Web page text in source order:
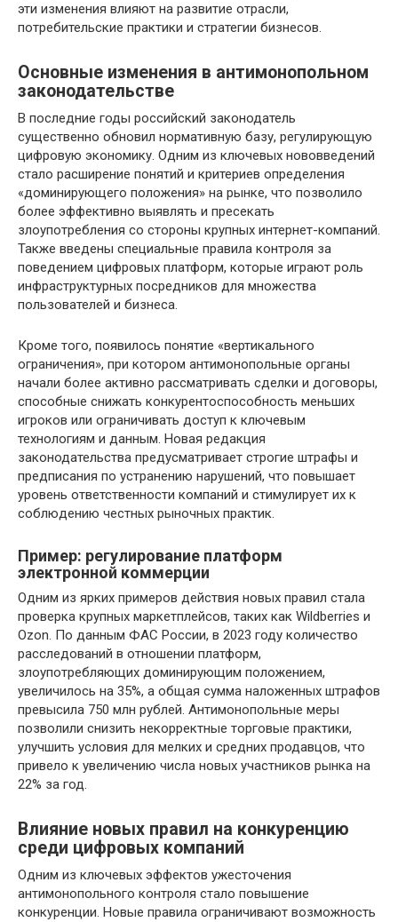
эти изменения влияют на развитие отрасли,
потребительские практики и стратегии бизнесов.
Основные изменения в антимонопольном
законодательстве
В последние годы российский законодатель
существенно обновил нормативную базу, регулирующую
цифровую экономику. Одним из ключевых нововведений
стало расширение понятий и критериев определения
«доминирующего положения» на рынке, что позволило
более эффективно выявлять и пресекать
злоупотребления со стороны крупных интернет-компаний.
Также введены специальные правила контроля за
поведением цифровых платформ, которые играют роль
инфраструктурных посредников для множества
пользователей и бизнеса.
Кроме того, появилось понятие «вертикального
ограничения», при котором антимонопольные органы
начали более активно рассматривать сделки и договоры,
способные снижать конкурентоспособность меньших
игроков или ограничивать доступ к ключевым
технологиям и данным. Новая редакция
законодательства предусматривает строгие штрафы и
предписания по устранению нарушений, что повышает
уровень ответственности компаний и стимулирует их к
соблюдению честных рыночных практик.
Пример: регулирование платформ
электронной коммерции
Одним из ярких примеров действия новых правил стала
проверка крупных маркетплейсов, таких как Wildberries и
Ozon. По данным ФАС России, в 2023 году количество
расследований в отношении платформ,
злоупотребляющих доминирующим положением,
увеличилось на 35%, а общая сумма наложенных штрафов
превысила 750 млн рублей. Антимонопольные меры
позволили снизить некорректные торговые практики,
улучшить условия для мелких и средних продавцов, что
привело к увеличению числа новых участников рынка на
22% за год.
Влияние новых правил на конкуренцию
среди цифровых компаний
Одним из ключевых эффектов ужесточения
антимонопольного контроля стало повышение
конкуренции. Новые правила ограничивают возможность